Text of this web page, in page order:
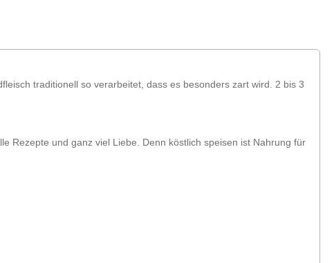
traditionell so verarbeitet, dass es besonders zart wird. 2 bis 3
Rezepte und ganz viel Liebe. Denn köstlich speisen ist Nahrung für